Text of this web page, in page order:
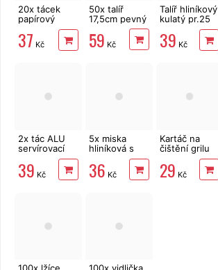
20x tácek
papírový
16x23cm, č5
37 Kč
50x talíř
17,5cm pevný
59 Kč
Talíř hliníkový
kulatý pr.25
39 Kč
2x tác ALU
servírovací
střední 43 x
29 cm
39 Kč
5x miska
hliníková s
víčkem 690
ml
36 Kč
Kartáč na
čištění grilu
29 Kč